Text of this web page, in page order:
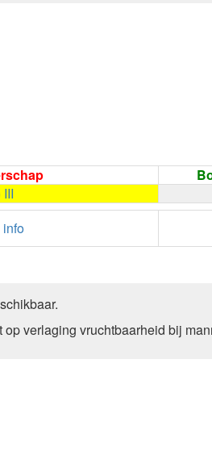
III
verlaging vruchtbaarheid bij